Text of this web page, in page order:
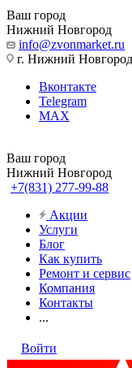
Ваш город
Нижний Новгород
info@zvonmarket.ru
г. Нижний
Вконтакте
Telegram
MAX
Ваш город
Нижний Новгород
+7(831) 277-99-88
Акции
Услуги
Блог
Как купить
Ремонт и сервис
Компания
Контакты
...
Войти